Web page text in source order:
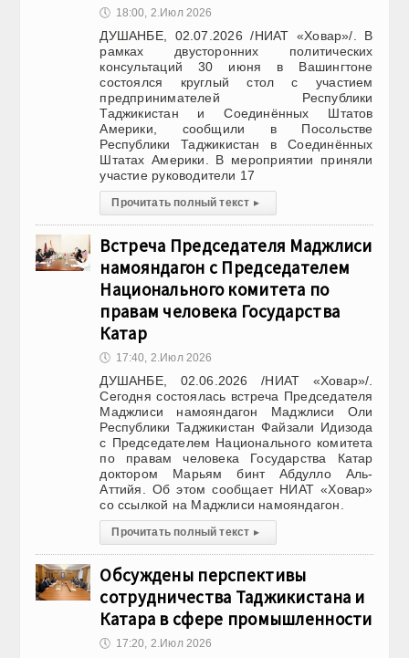
🕔 18:00, 2.Июл 2026
ДУШАНБЕ, 02.07.2026 /НИАТ «Ховар»/. В
рамках двусторонних политических
консультаций 30 июня в Вашингтоне
состоялся круглый стол с участием
предпринимателей Республики
Таджикистан и Соединённых Штатов
Америки, сообщили в Посольстве
Республики Таджикистан в Соединённых
Штатах Америки. В мероприятии приняли
участие руководители 17
Прочитать полный текст ▸
Встреча Председателя Маджлиси
намояндагон с Председателем
Национального комитета по
правам человека Государства
Катар
🕔 17:40, 2.Июл 2026
ДУШАНБЕ, 02.06.2026 /НИАТ «Ховар»/.
Сегодня состоялась встреча Председателя
Маджлиси намояндагон Маджлиси Оли
Республики Таджикистан Файзали Идизода
с Председателем Национального комитета
по правам человека Государства Катар
доктором Марьям бинт Абдулло Аль-
Аттийя. Об этом сообщает НИАТ «Ховар»
со ссылкой на Маджлиси намояндагон.
Прочитать полный текст ▸
Обсуждены перспективы
сотрудничества Таджикистана и
Катара в сфере промышленности
🕔 17:20, 2.Июл 2026